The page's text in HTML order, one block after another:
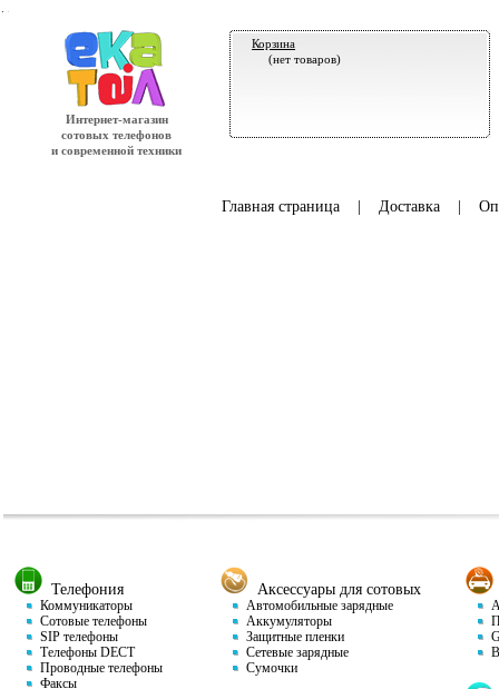
Интернет-магазин
сотовых телефонов
и современной техники
Корзина
(нет товаров)
Главная страница| Доставка|
Телефония
Коммуникаторы
Сотовые телефоны
SIP телефоны
Телефоны DECT
Проводные телефоны
Факсы
Аксессуары для сотовых
Автомобильные зарядные
Аккумуляторы
Защитные пленки
Сетевые зарядные
Сумочки